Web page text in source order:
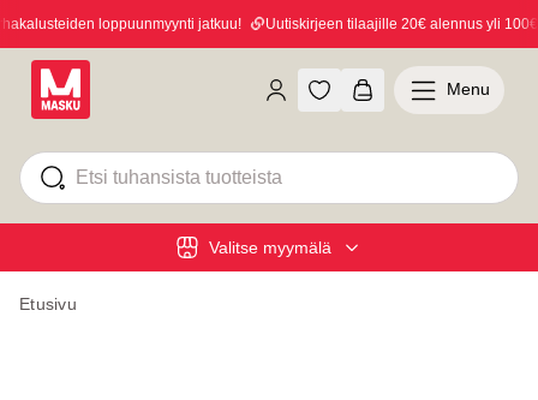
loppuunmyynti jatkuu! Uutiskirjeen tilaajille 20€ alennus yli 100€
Valitse myymälä
Menu
Etusivu